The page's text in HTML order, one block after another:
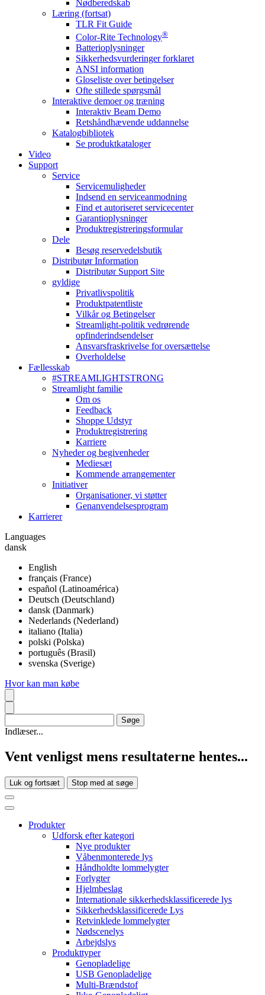
Nødberedskab
Læring (fortsat)
TLR Fit Guide
Color-Rite Technology®
Batterioplysninger
Sikkerhedsvurderinger forklaret
ANSI information
Gloseliste over betingelser
Ofte stillede spørgsmål
Interaktive demoer og træning
Interaktiv Beam Demo
Retshåndhævende uddannelse
Katalogbibliotek
Se produktkataloger
Video
Support
Service
Servicemuligheder
Indsend en serviceanmodning
Find et autoriseret servicecenter
Garantioplysninger
Produktregistreringsformular
Dele
Besøg reservedelsbutik
Distributør Information
Distributør Support Site
gyldige
Privatlivspolitik
Produktpatentliste
Vilkår og Betingelser
Streamlight-politik vedrørende
opfinderindsendelser
Ansvarsfraskrivelse for oversættelse
Overholdelse
Fællesskab
#STREAMLIGHTSTRONG
Streamlight familie
Om os
Feedback
Shoppe Udstyr
Produktregistrering
Karriere
Nyheder og begivenheder
Mediesæt
Kommende arrangementer
Initiativer
Organisationer, vi støtter
Genanvendelsesprogram
Karrierer
Languages
dansk
English
français (France)
español (Latinoamérica)
Deutsch (Deutschland)
dansk (Danmark)
Nederlands (Nederland)
italiano (Italia)
polski (Polska)
português (Brasil)
svenska (Sverige)
Hvor kan man købe
Indlæser...
Vent venligst mens resultaterne hentes...
Luk og fortsæt Stop med at søge
Produkter
Udforsk efter kategori
Nye produkter
Våbenmonterede lys
Håndholdte lommelygter
Forlygter
Hjelmbeslag
Internationale sikkerhedsklassificerede lys
Sikkerhedsklassificerede Lys
Retvinklede lommelygter
Nødscenelys
Arbejdslys
Produkttyper
Genopladelige
USB Genopladelige
Multi-Brændstof